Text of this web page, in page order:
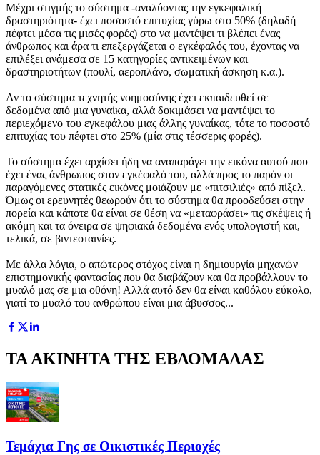
Μέχρι στιγμής το σύστημα -αναλύοντας την εγκεφαλική
δραστηριότητα- έχει ποσοστό επιτυχίας γύρω στο 50% (δηλαδή
πέφτει μέσα τις μισές φορές) στο να μαντέψει τι βλέπει ένας
άνθρωπος και άρα τι επεξεργάζεται ο εγκέφαλός του, έχοντας να
επιλέξει ανάμεσα σε 15 κατηγορίες αντικειμένων και
δραστηριοτήτων (πουλί, αεροπλάνο, σωματική άσκηση κ.α.).
Αν το σύστημα τεχνητής νοημοσύνης έχει εκπαιδευθεί σε
δεδομένα από μια γυναίκα, αλλά δοκιμάσει να μαντέψει το
περιεχόμενο του εγκεφάλου μιας άλλης γυναίκας, τότε το ποσοστό
επιτυχίας του πέφτει στο 25% (μία στις τέσσερις φορές).
Το σύστημα έχει αρχίσει ήδη να αναπαράγει την εικόνα αυτού που
έχει ένας άνθρωπος στον εγκέφαλό του, αλλά προς το παρόν οι
παραγόμενες στατικές εικόνες μοιάζουν με «πιτσιλιές» από πίξελ.
Όμως οι ερευνητές θεωρούν ότι το σύστημα θα προοδεύσει στην
πορεία και κάποτε θα είναι σε θέση να «μεταφράσει» τις σκέψεις ή
ακόμη και τα όνειρα σε ψηφιακά δεδομένα ενός υπολογιστή και,
τελικά, σε βιντεοταινίες.
Με άλλα λόγια, ο απώτερος στόχος είναι η δημιουργία μηχανών
επιστημονικής φαντασίας που θα διαβάζουν και θα προβάλλουν το
μυαλό μας σε μια οθόνη! Αλλά αυτό δεν θα είναι καθόλου εύκολο,
γιατί το μυαλό του ανθρώπου είναι μια άβυσσος...
ΤΑ ΑΚΙΝΗΤΑ ΤΗΣ ΕΒΔΟΜΑΔΑΣ
Τεμάχια Γης σε Οικιστικές Περιοχές